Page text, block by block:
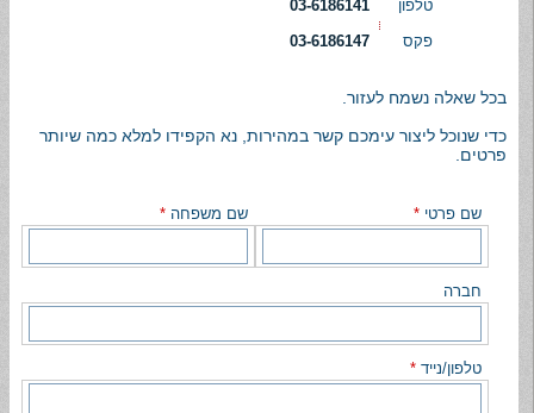
טלפון
03-6186141
פקס
03-6186147
בכל שאלה נשמח לעזור.
כדי שנוכל ליצור עימכם קשר במהירות, נא הקפידו למלא כמה שיותר
פרטים.
שם פרטי * שם משפחה *
חברה
טלפון/נייד *